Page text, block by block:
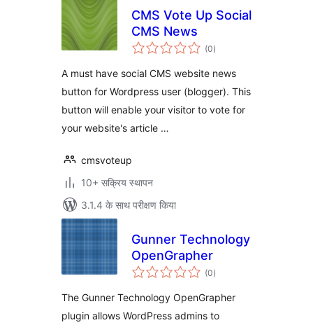
CMS Vote Up Social
CMS News
(0कुल
दर)
A must have social CMS website news
button for Wordpress user (blogger). This
button will enable your visitor to vote for
your website's article …
cmsvoteup
10+ सक्रिय स्थापन
3.1.4 के साथ परीक्षण किया
Gunner Technology
OpenGrapher
(0कुल
दर)
The Gunner Technology OpenGrapher
plugin allows WordPress admins to